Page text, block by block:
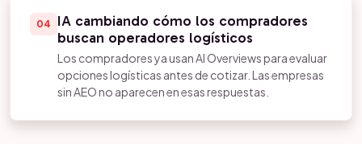
04
IA cambiando cómo los compradores
buscan operadores logísticos
Los compradores ya usan AI Overviews para evaluar
opciones logísticas antes de cotizar. Las empresas
sin AEO no aparecen en esas respuestas.